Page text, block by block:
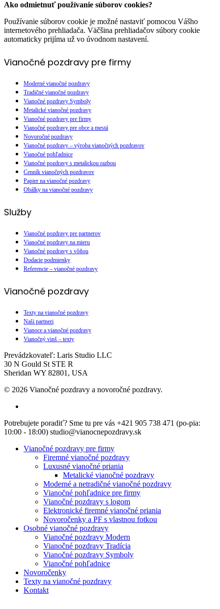
Ako odmietnuť používanie súborov cookies?
Používanie súborov cookie je možné nastaviť pomocou Vášho
internetového prehliadača. Väčšina prehliadačov súbory cookie
automaticky prijíma už vo úvodnom nastavení.
Vianočné pozdravy pre firmy
Moderné vianočné pozdravy
Tradičné vianočné pozdravy
Vianočné pozdravy Symboly
Metalické vianočné pozdravy
Vianočné pozdravy pre firmy
Vianočné pozdravy pre obce a mestá
Novoročné pozdravy
Vianočné pozdravy – výroba vianočných pozdravov
Vianočné pohľadnice
Vianočné pozdravy s metalickou razbou
Cenník vianočných pozdravov
Papier na vianočné pozdravy
Obálky na vianočné pozdravy
Služby
Vianočné pozdravy pre partnerov
Vianočné pozdravy na mieru
Vianočné pozdravy s vôňou
Dodacie podmienky
Referencie – vianočné pozdravy
Vianočné pozdravy
Texty na vianočné pozdravy
Naši partneri
Vianoce a vianočné pozdravy
Vianočný vinš – texty
Prevádzkovateľ: Laris Studio LLC
30 N Gould St STE R
Sheridan WY 82801, USA
© 2026 Vianočné pozdravy a novoročné pozdravy.
Close
Menu
Potrebujete poradiť? Sme tu pre vás +421 905 738 471 (po-pia:
10:00 - 18:00) studio@vianocnepozdravy.sk
Vianočné pozdravy pre firmy
Firemné vianočné pozdravy
Luxusné vianočné priania
Metalické vianočné pozdravy
Moderné a netradičné vianočné pozdravy
Vianočné pohľadnice pre firmy
Vianočné pozdravy s logom
Elektronické firemné vianočné priania
Novoročenky a PF s vlastnou fotkou
Osobné vianočné pozdravy
Vianočné pozdravy Modern
Vianočné pozdravy Tradícia
Vianočné pozdravy Symboly
Vianočné pohľadnice
Novoročenky
Texty na vianočné pozdravy
Kontakt